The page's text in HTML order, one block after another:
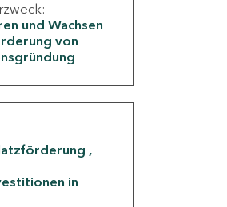
und Wachsen
von
in